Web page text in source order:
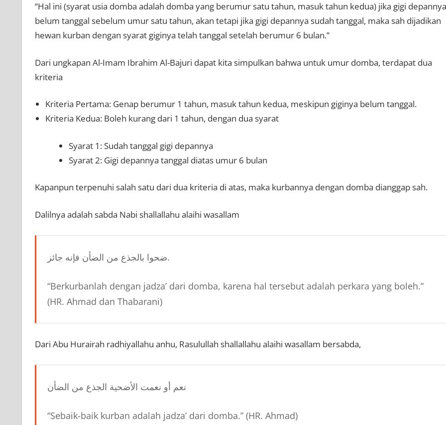
“Hal ini (syarat usia domba adalah domba yang berumur satu tahun, masuk tahun kedua) jika gigi depannya
belum tanggal sebelum umur satu tahun, akan tetapi jika gigi depannya sudah tanggal, maka sah dijadikan
hewan kurban dengan syarat giginya telah tanggal setelah berumur 6 bulan.”
Dari ungkapan Al-Imam Ibrahim Al-Bajuri dapat kita simpulkan bahwa untuk umur domba, terdapat dua
kriteria
Kriteria Pertama: Genap berumur 1 tahun, masuk tahun kedua, meskipun giginya belum tanggal.
Kriteria Kedua: Boleh kurang dari 1 tahun, dengan dua syarat
Syarat 1: Sudah tanggal gigi depannya
Syarat 2: Gigi depannya tanggal diatas umur 6 bulan
Kapanpun terpenuhi salah satu dari dua kriteria di atas, maka kurbannya dengan domba dianggap sah.
Dalilnya adalah sabda Nabi shallallahu alaihi wasallam
ضحوا بالجذع من الضأن فإنه جائز.
“Berkurbanlah dengan jadza’ dari domba, karena hal tersebut adalah perkara yang boleh.”
(HR. Ahmad dan Thabarani)
Dari Abu Hurairah radhiyallahu anhu, Rasulullah shallallahu alaihi wasallam bersabda,
نعم أو نعمت الأضحية الجذع من الضأن
“Sebaik-baik kurban adalah jadza’ dari domba.” (HR. Ahmad)